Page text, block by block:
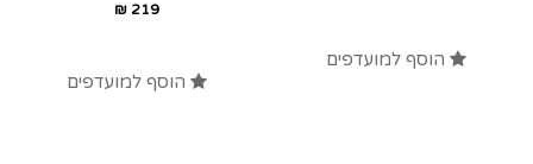
הוסף למועדפים
219
₪
הוסף למועדפים